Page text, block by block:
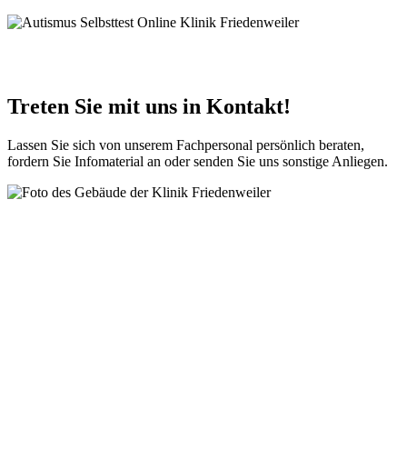
Treten Sie mit uns in Kontakt!
Lassen Sie sich von unserem Fachpersonal persönlich beraten,
fordern Sie Infomaterial an oder senden Sie uns sonstige Anliegen.